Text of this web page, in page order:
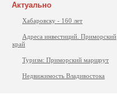
Актуально
Хабаровску - 160 лет
Адреса инвестиций. Приморский
край
Туризм: Приморский маршрут
Недвижимость Владивостока